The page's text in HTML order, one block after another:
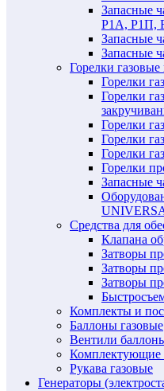
Запасные
Р1А, Р1П,
Запасные
Запасные
Горелки
Горелки
Горелки
Горелки
Горелки
Горелки
Горелки
Запасные
Средства для
Клапана
Затворы
Затворы
Затворы
Комплекты и
Баллоны газовые
Вентили
Комплектующие
Рукава газовые
Генераторы